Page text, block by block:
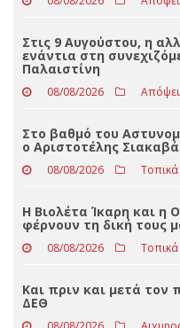
Στο βαθμό του
ο Αριστοτέλης
08/08/2026 Τοπικά
Η Βιολέτα Ίκαρη και η
φέρνουν τη δική τους
08/08/2026
Και πριν και μετά τον
ΔΕΘ
08/08/2026
ΟΛΕΣ